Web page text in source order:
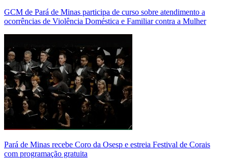
GCM de Pará de Minas participa de curso sobre atendimento a
ocorrências de Violência Doméstica e Familiar contra a Mulher
Pará de Minas recebe Coro da Osesp e estreia Festival de Corais
com programação gratuita